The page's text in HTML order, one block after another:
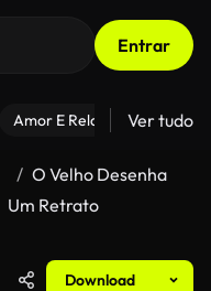
Entrar
Amor E Relacionamentos
Ver tudo
O Velho Desenha
Um Retrato
Download